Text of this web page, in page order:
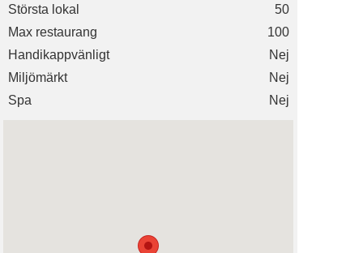
Största lokal
50
Max restaurang
100
Handikappvänligt
Nej
Miljömärkt
Nej
Spa
Nej